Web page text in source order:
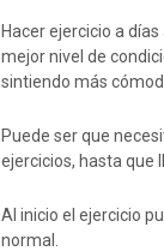
Hacer ejercicio a
mejor nivel de
sintiendo más
Puede ser que
ejercicios, hasta que
Al inicio el ejercicio
normal.